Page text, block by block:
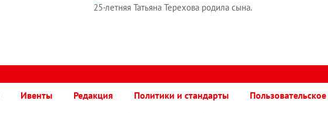
25-летняя Татьяна Терехова родила сына.
Ивенты Редакция Политики и стандарты